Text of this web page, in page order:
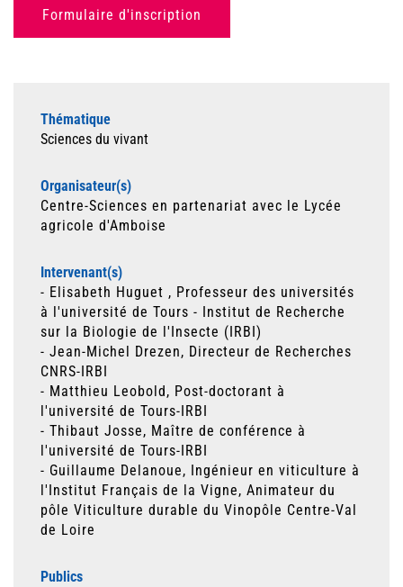
Formulaire d'inscription
Thématique
Sciences du vivant
Organisateur(s)
Centre-Sciences en partenariat avec le Lycée
agricole d'Amboise
Intervenant(s)
- Elisabeth Huguet , Professeur des universités
à l'université de Tours - Institut de Recherche
sur la Biologie de l'Insecte (IRBI)
- Jean-Michel Drezen, Directeur de Recherches
CNRS-IRBI
- Matthieu Leobold, Post-doctorant à
l'université de Tours-IRBI
- Thibaut Josse, Maître de conférence à
l'université de Tours-IRBI
- Guillaume Delanoue, Ingénieur en viticulture à
l'Institut Français de la Vigne, Animateur du
pôle Viticulture durable du Vinopôle Centre-Val
de Loire
Publics